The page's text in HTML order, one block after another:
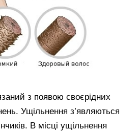
з появою своєрідних
Ущільнення з’являються
В місці ущільнення